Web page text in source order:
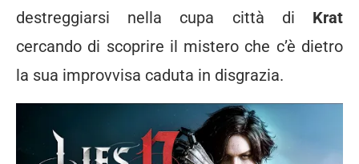
destreggiarsi nella cupa città di Krat
cercando di scoprire il mistero che c’è dietro
la sua improvvisa caduta in disgrazia.